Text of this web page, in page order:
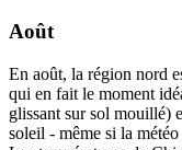
Août
En août, la région nord
qui en fait le moment
glissant sur sol mouillé)
soleil - même si la